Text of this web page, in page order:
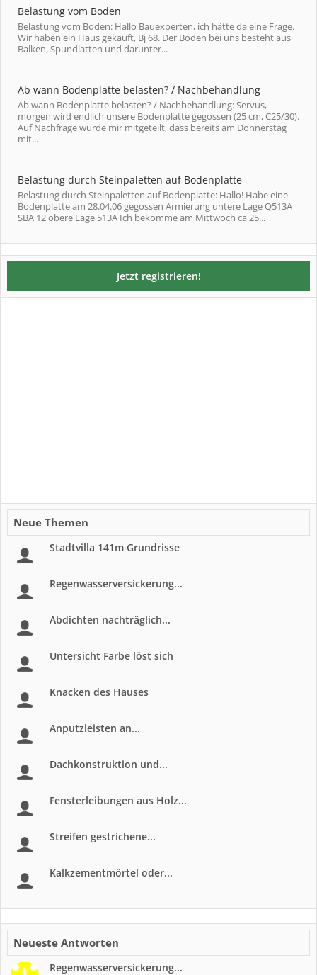
Belastung vom Boden
Belastung vom Boden: Hallo Bauexperten, ich hätte da eine Frage.
Wir haben ein Haus gekauft, Bj 68. Der Boden bei uns besteht aus
Balken, Spundlatten und darunter...
Ab wann Bodenplatte belasten? / Nachbehandlung
Ab wann Bodenplatte belasten? / Nachbehandlung: Servus,
morgen wird endlich unsere Bodenplatte gegossen (25 cm, C25/30).
Auf Nachfrage wurde mir mitgeteilt, dass bereits am Donnerstag
mit...
Belastung durch Steinpaletten auf Bodenplatte
Belastung durch Steinpaletten auf Bodenplatte: Hallo! Habe eine
Bodenplatte am 28.04.06 gegossen Armierung untere Lage Q513A
SBA 12 obere Lage 513A Ich bekomme am Mittwoch ca 25...
Jetzt registrieren!
Neue Themen
Stadtvilla 141m Grundrisse
Regenwasserversickerung...
Abdichten nachträglich...
Untersicht Farbe löst sich
Knacken des Hauses
Anputzleisten an...
Dachkonstruktion und...
Fensterleibungen aus Holz...
Streifen gestrichene...
Kalkzementmörtel oder...
Neueste Antworten
Regenwasserversickerung...